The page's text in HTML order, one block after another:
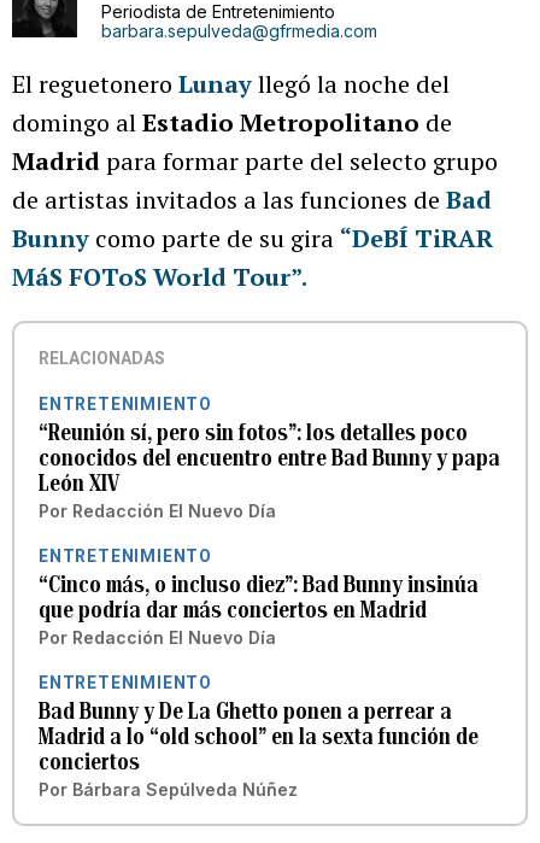
Periodista de Entretenimiento
barbara.sepulveda@gfrmedia.com
El reguetonero Lunayllegó la noche del
domingo alEstadio Metropolitano de
Madridpara formar parte del selecto grupo
de artistas invitados a las funciones de Bad
Bunny como parte de su gira “DeBÍ TiRAR
MáS FOToS World Tour”.
RELACIONADAS
ENTRETENIMIENTO
“Reunión sí, pero sin fotos”: los detalles poco
conocidos del encuentro entre Bad Bunny y papa
León XIV
Por Redacción El Nuevo Día
ENTRETENIMIENTO
“Cinco más, o incluso diez”: Bad Bunny insinúa
que podría dar más conciertos en Madrid
Por Redacción El Nuevo Día
ENTRETENIMIENTO
Bad Bunny y De La Ghetto ponen a perrear a
Madrid a lo “old school” en la sexta función de
conciertos
Por Bárbara Sepúlveda Núñez